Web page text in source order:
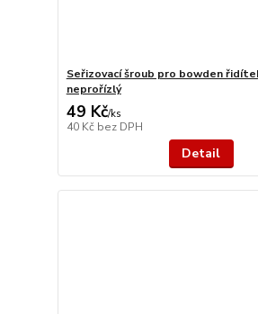
Seřizovací šroub pro bowden
neprořízlý
49 Kč/ks
40 Kč bez DPH
Detail